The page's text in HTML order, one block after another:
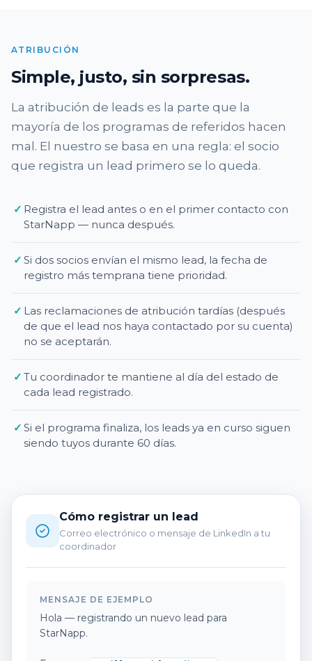
ATRIBUCIÓN
Simple, justo, sin sorpresas.
La atribución de leads es la parte que la
mayoría de los programas de referidos hacen
mal. El nuestro se basa en una regla: el socio
que registra un lead primero se lo queda.
✓ Registra el lead antes o en el primer contacto con
StarNapp — nunca después.
✓ Si dos socios envían el mismo lead, la fecha de
registro más temprana tiene prioridad.
✓ Las reclamaciones de atribución tardías (después
de que el lead nos haya contactado por su cuenta)
no se aceptarán.
✓ Tu coordinador te mantiene al día del estado de
cada lead registrado.
✓ Si el programa finaliza, los leads ya en curso siguen
siendo tuyos durante 60 días.
Cómo registrar un lead
Correo electrónico o mensaje de LinkedIn a tu
coordinador
MENSAJE DE EJEMPLO
Hola — registrando un nuevo lead para
StarNapp.